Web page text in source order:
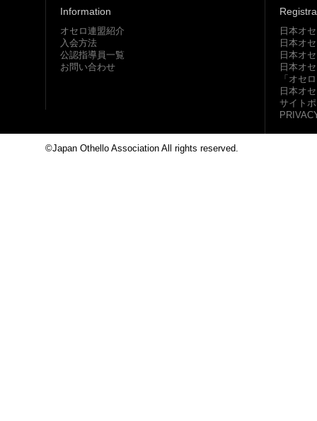
Information
オセロ連盟紹介
入会方法
公認指導員一覧
お問い合わせ
日本オ
日本オ
日本オ
日本オ
「オセ
日本オ
サイト
©Japan Othello Association All rights reserved.